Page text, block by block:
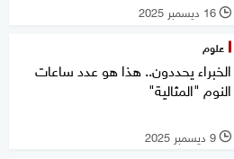
l 16 ديسمبر 2025
علوم
الخبراء يحددون.. هذا هو عدد ساعات
النوم "المثالية"
l 9 ديسمبر 2025